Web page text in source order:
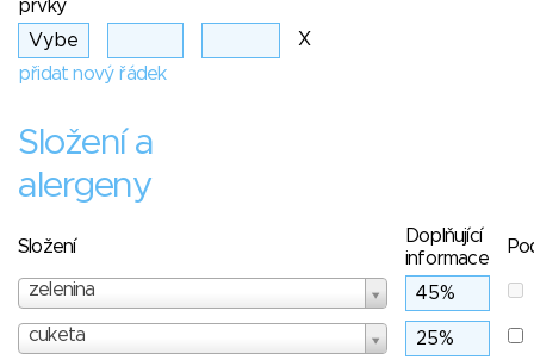
prvky
X
přidat nový řádek
Složení a
alergeny
Složení
Doplňující
informace
zelenina
cuketa